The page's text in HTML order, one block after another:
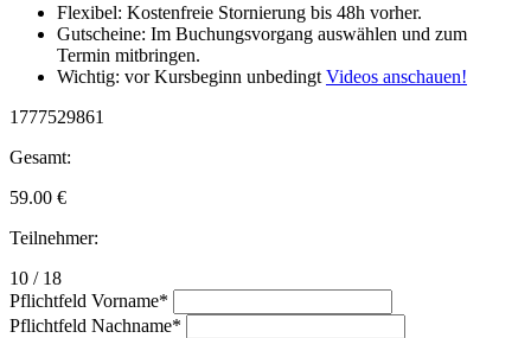
Flexibel: Kostenfreie Stornierung bis 48h vorher.
Gutscheine: Im Buchungsvorgang auswählen und zum
Termin mitbringen.
Wichtig: vor Kursbeginn unbedingt Videos anschauen!
1777529861
Gesamt:
59.00 €
Teilnehmer:
10 / 18
Pflichtfeld Vorname*
Pflichtfeld Nachname*